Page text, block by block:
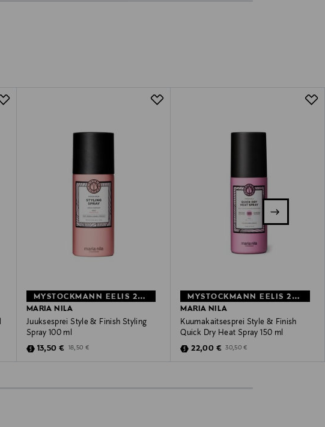
MYSTOCKMANN EELIS 27%
MARIA NILA
Juuksesprei Style & Finish Styling
Spray 100 ml
Discounted Price
13,50 € Original Price
18,50 €
MYSTOCKMANN EELIS 28%
MARIA NILA
Kuumakaitsesprei Style & Finish
Quick Dry Heat Spray 150 ml
Discounted Price
22,00 € Original Price
30,50 €